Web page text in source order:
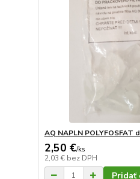
AQ NAPLN
2,50 €/ks
2,03 € bez DPH
Pridať